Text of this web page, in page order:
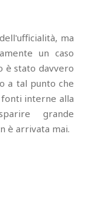
ma
un caso
è stato davvero
a tal punto che
interne alla
grande
è arrivata mai.